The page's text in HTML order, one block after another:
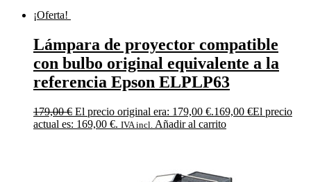
¡Oferta!
Lámpara de proyector compatible
con bulbo original equivalente a la
referencia Epson ELPLP63
179,00€ El precio original era: 179,00 €.169,00 €El precio
actual es: 169,00 €. IVA incl. Añadir al carrito